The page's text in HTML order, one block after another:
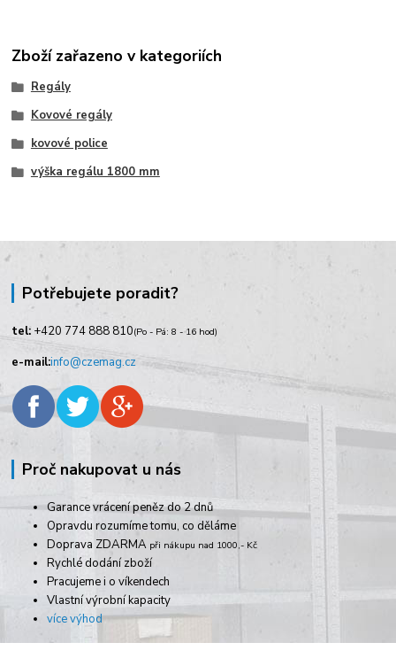
Zboží zařazeno v kategoriích
Regály
Kovové regály
kovové police
výška regálu 1800 mm
Potřebujete poradit?
tel: +420 774 888 810(Po - Pá: 8 - 16 hod)
e-mail:info@czemag.cz
Proč nakupovat u nás
Garance vrácení peněz do 2 dnů
Opravdu rozumíme tomu, co děláme
Doprava ZDARMA při nákupu nad 1000,- Kč
Rychlé dodání zboží
Pracujeme i o víkendech
Vlastní výrobní kapacity
více výhod